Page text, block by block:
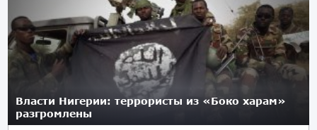
Власти Нигерии: террористы из «Боко харам»
разгромлены